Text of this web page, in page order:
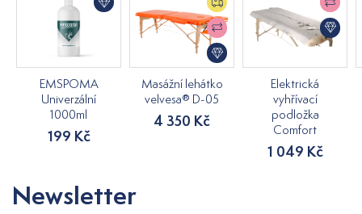
EMSPOMA
Univerzální
1000ml
199 Kč
Masážní lehátko
velvesa® D-05
4 350 Kč
Elektrická
vyhřívací
podložka
Comfort
1 049 Kč
Newsletter